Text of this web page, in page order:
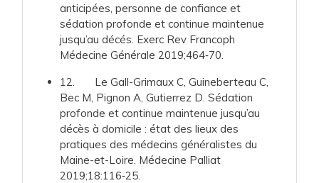
anticipées, personne de confiance et
sédation profonde et continue maintenue
jusqu’au décés. Exerc Rev Francoph
Médecine Générale 2019;464‑70.
12. Le Gall-Grimaux C, Guineberteau C,
Bec M, Pignon A, Gutierrez D. Sédation
profonde et continue maintenue jusqu’au
décès à domicile : état des lieux des
pratiques des médecins généralistes du
Maine-et-Loire. Médecine Palliat
2019;18:116‑25.